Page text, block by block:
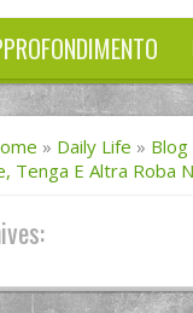
» Daily Life » Blog
Tenga E Altra Roba